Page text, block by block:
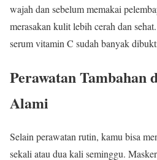
wajah dan sebelum memakai
merasakan kulit lebih cerah dan
serum vitamin C sudah banyak
Perawatan Tambahan
Alami
Selain perawatan rutin, kamu bisa
sekali atau dua kali seminggu.